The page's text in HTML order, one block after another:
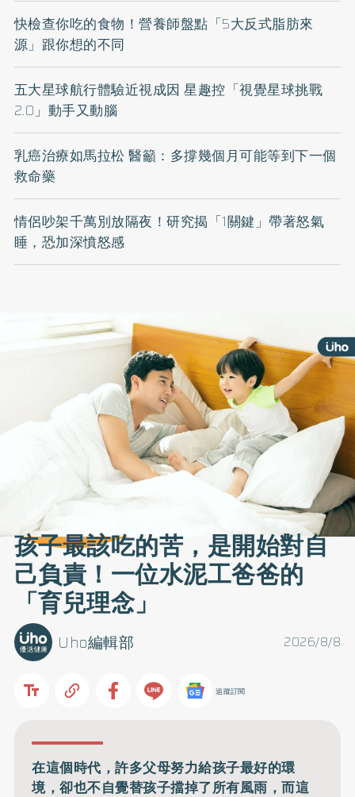
快檢查你吃的食物！營養師盤點「5大反式脂肪來
源」跟你想的不同
五大星球航行體驗近視成因 星趣控「視覺星球挑戰
2.0」動手又動腦
乳癌治療如馬拉松 醫籲：多撐幾個月可能等到下一個
救命藥
情侶吵架千萬別放隔夜！研究揭「1關鍵」帶著怒氣
睡，恐加深憤怒感
孩子最該吃的苦，是開始對自
己負責！一位水泥工爸爸的
「育兒理念」
2026/8/8
Uho編輯部
追蹤訂閱
在這個時代，許多父母努力給孩子最好的環
境，卻也不自覺替孩子擋掉了所有風雨，而這